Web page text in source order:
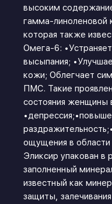
высоким
гамма-линоленовой
которая также
Омега-6:
высыпания;
кожи; Облегчает
ПМС. Такие
состояния женщины
ощущения в
Эликсир упакован в
заполненный
известный как
защиты,